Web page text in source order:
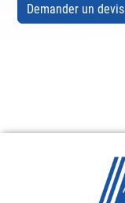
Demander un devis